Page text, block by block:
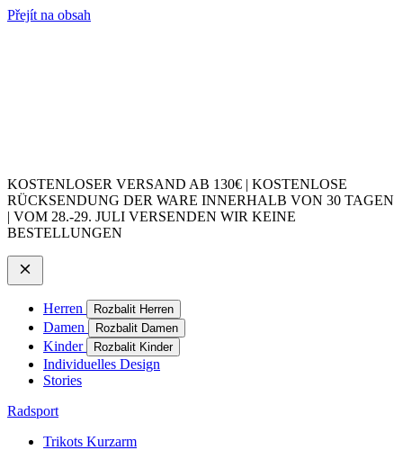
Přejít na obsah
KOSTENLOSER VERSAND AB 130€ | KOSTENLOSE
RÜCKSENDUNG DER WARE INNERHALB VON 30 TAGEN
| VOM 28.-29. JULI VERSENDEN WIR KEINE
BESTELLUNGEN
Herren Rozbalit Herren
Damen Rozbalit Damen
Kinder Rozbalit Kinder
Individuelles Design
Stories
Radsport
Trikots Kurzarm